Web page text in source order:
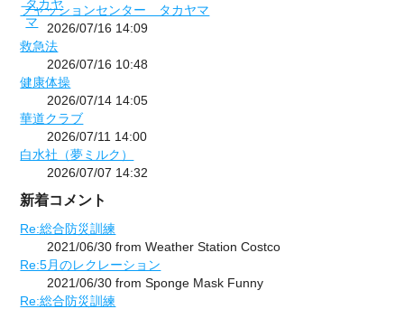
フャッションセンター タカヤマ
2026/07/16 14:09
救急法
2026/07/16 10:48
健康体操
2026/07/14 14:05
華道クラブ
2026/07/11 14:00
白水社（夢ミルク）
2026/07/07 14:32
新着コメント
Re:総合防災訓練
2021/06/30 from Weather Station Costco
Re:5月のレクレーション
2021/06/30 from Sponge Mask Funny
Re:総合防災訓練